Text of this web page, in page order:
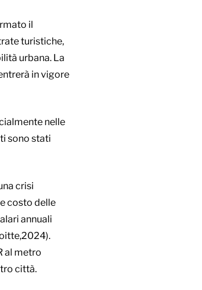
il
turistiche,
urbana. La
in vigore
nelle
sono stati
crisi
costo delle
annuali
al metro
città.